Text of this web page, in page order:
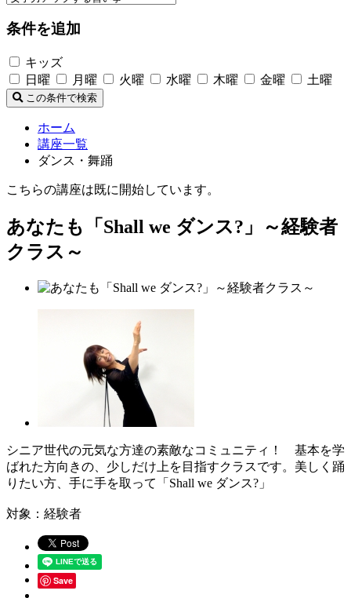
条件を追加
キッズ
日曜
月曜 火曜 水曜 木曜 金曜 土曜
この条件で検索
ホーム
講座一覧
ダンス・舞踊
こちらの講座は既に開始しています。
あなたも「Shall we ダンス?」～経験者
クラス～
シニア世代の元気な方達の素敵なコミュニティ！ 基本を学
ばれた方向きの、少しだけ上を目指すクラスです。美しく踊
りたい方、手に手を取って「Shall we ダンス?」
対象：経験者
Save